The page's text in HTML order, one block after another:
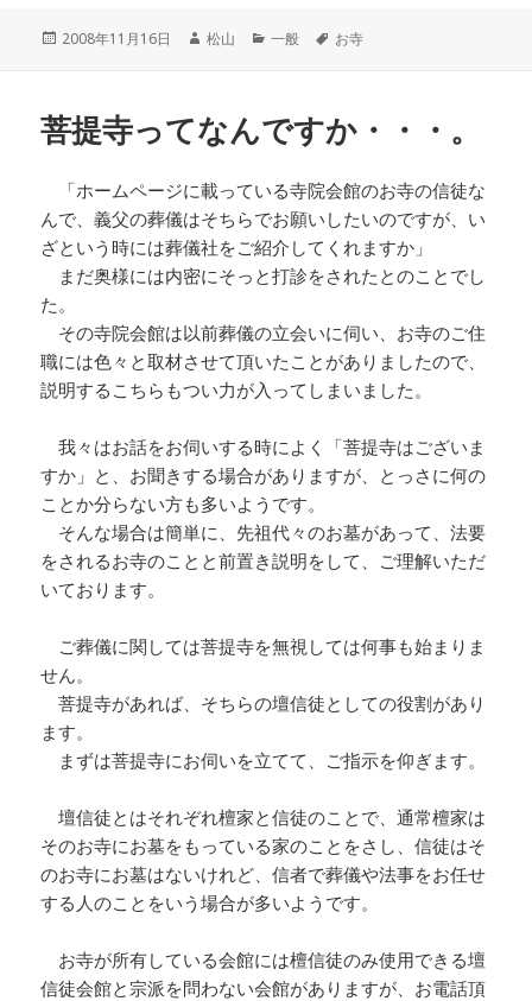
投
2008年11月16日
作
松山
カ
ー
一般
タ
お寺
菩提寺ってなんですか・・・。
「ホームページに載っている寺院会館のお寺の信徒な
んで、義父の葬儀はそちらでお願いしたいのですが、い
ざという時には葬儀社をご紹介してくれますか」
まだ奥様には内密にそっと打診をされたとのことでし
た。
その寺院会館は以前葬儀の立会いに伺い、お寺のご住
職には色々と取材させて頂いたことがありましたので、
説明するこちらもつい力が入ってしまいました。
我々はお話をお伺いする時によく「菩提寺はございま
すか」と、お聞きする場合がありますが、とっさに何の
ことか分らない方も多いようです。
そんな場合は簡単に、先祖代々のお墓があって、法要
をされるお寺のことと前置き説明をして、ご理解いただ
いております。
ご葬儀に関しては菩提寺を無視しては何事も始まりま
せん。
菩提寺があれば、そちらの壇信徒としての役割があり
ます。
まずは菩提寺にお伺いを立てて、ご指示を仰ぎます。
壇信徒とはそれぞれ檀家と信徒のことで、通常檀家は
そのお寺にお墓をもっている家のことをさし、信徒はそ
のお寺にお墓はないけれど、信者で葬儀や法事をお任せ
する人のことをいう場合が多いようです。
お寺が所有している会館には檀信徒のみ使用できる壇
信徒会館と宗派を問わない会館がありますが、お電話頂